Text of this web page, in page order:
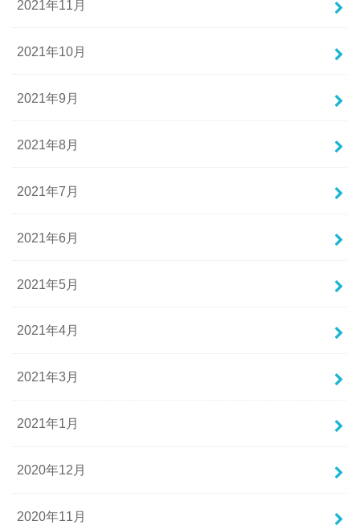
2021年11月
2021年10月
2021年9月
2021年8月
2021年7月
2021年6月
2021年5月
2021年4月
2021年3月
2021年1月
2020年12月
2020年11月